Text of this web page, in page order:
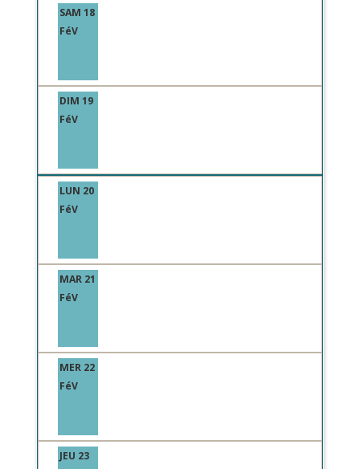
SAM 18
FéV
DIM 19
FéV
LUN 20
FéV
MAR 21
FéV
MER 22
FéV
JEU 23